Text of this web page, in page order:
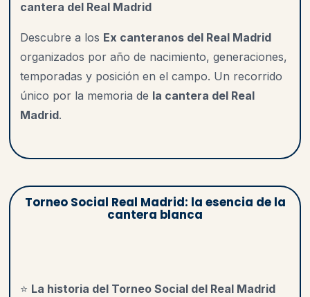
cantera del Real Madrid
Descubre a los Ex canteranos del Real Madrid
organizados por año de nacimiento, generaciones,
temporadas y posición en el campo. Un recorrido
único por la memoria de la cantera del Real
Madrid.
Torneo Social Real Madrid: la esencia de la
cantera blanca
⭐ La historia del Torneo Social del Real Madrid